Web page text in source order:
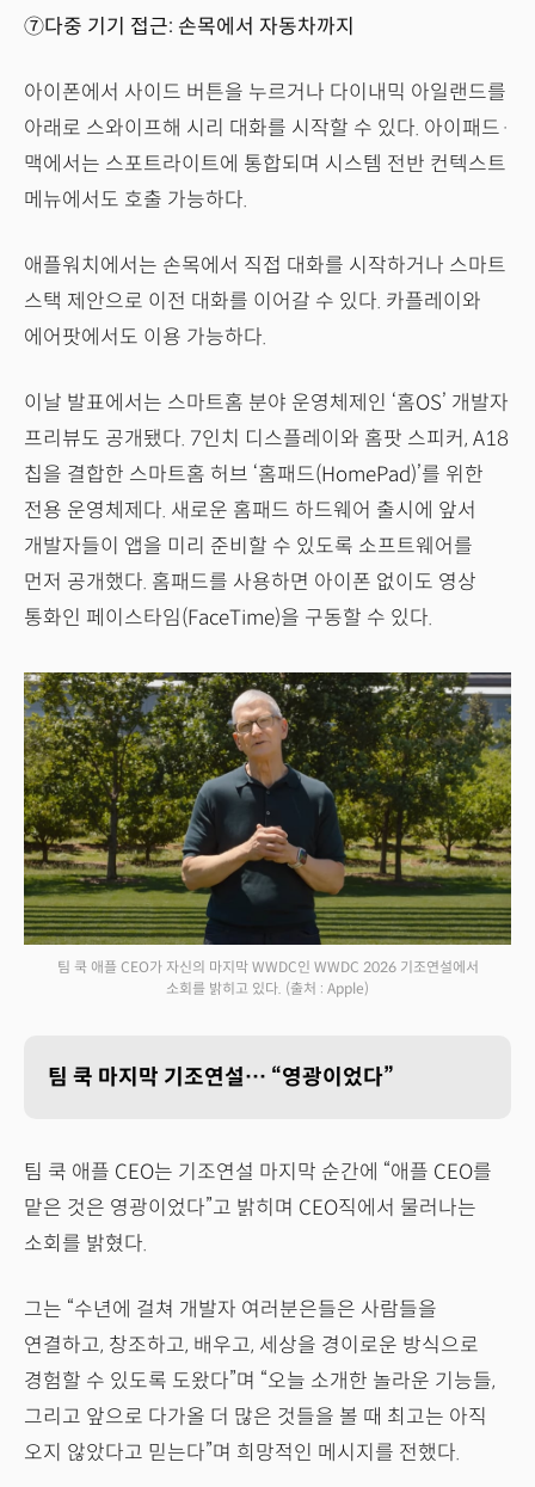
⑦다중 기기 접근: 손목에서 자동차까지
아이폰에서 사이드 버튼을 누르거나 다이내믹 아일랜드를
아래로 스와이프해 시리 대화를 시작할 수 있다. 아이패드·
맥에서는 스포트라이트에 통합되며 시스템 전반 컨텍스트
메뉴에서도 호출 가능하다.
애플워치에서는 손목에서 직접 대화를 시작하거나 스마트
스택 제안으로 이전 대화를 이어갈 수 있다. 카플레이와
에어팟에서도 이용 가능하다.
이날 발표에서는 스마트홈 분야 운영체제인 ‘홈OS’ 개발자
프리뷰도 공개됐다. 7인치 디스플레이와 홈팟 스피커, A18
칩을 결합한 스마트홈 허브 ‘홈패드(HomePad)’를 위한
전용 운영체제다. 새로운 홈패드 하드웨어 출시에 앞서
개발자들이 앱을 미리 준비할 수 있도록 소프트웨어를
먼저 공개했다. 홈패드를 사용하면 아이폰 없이도 영상
통화인 페이스타임(FaceTime)을 구동할 수 있다.
팀 쿡 애플 CEO가 자신의 마지막 WWDC인 WWDC 2026 기조연설에서
소회를 밝히고 있다. (출처 : Apple)
팀 쿡 마지막 기조연설… “영광이었다”
팀 쿡 애플 CEO는 기조연설 마지막 순간에 “애플 CEO를
맡은 것은 영광이었다”고 밝히며 CEO직에서 물러나는
소회를 밝혔다.
그는 “수년에 걸쳐 개발자 여러분은들은 사람들을
연결하고, 창조하고, 배우고, 세상을 경이로운 방식으로
경험할 수 있도록 도왔다”며 “오늘 소개한 놀라운 기능들,
그리고 앞으로 다가올 더 많은 것들을 볼 때 최고는 아직
오지 않았다고 믿는다”며 희망적인 메시지를 전했다.